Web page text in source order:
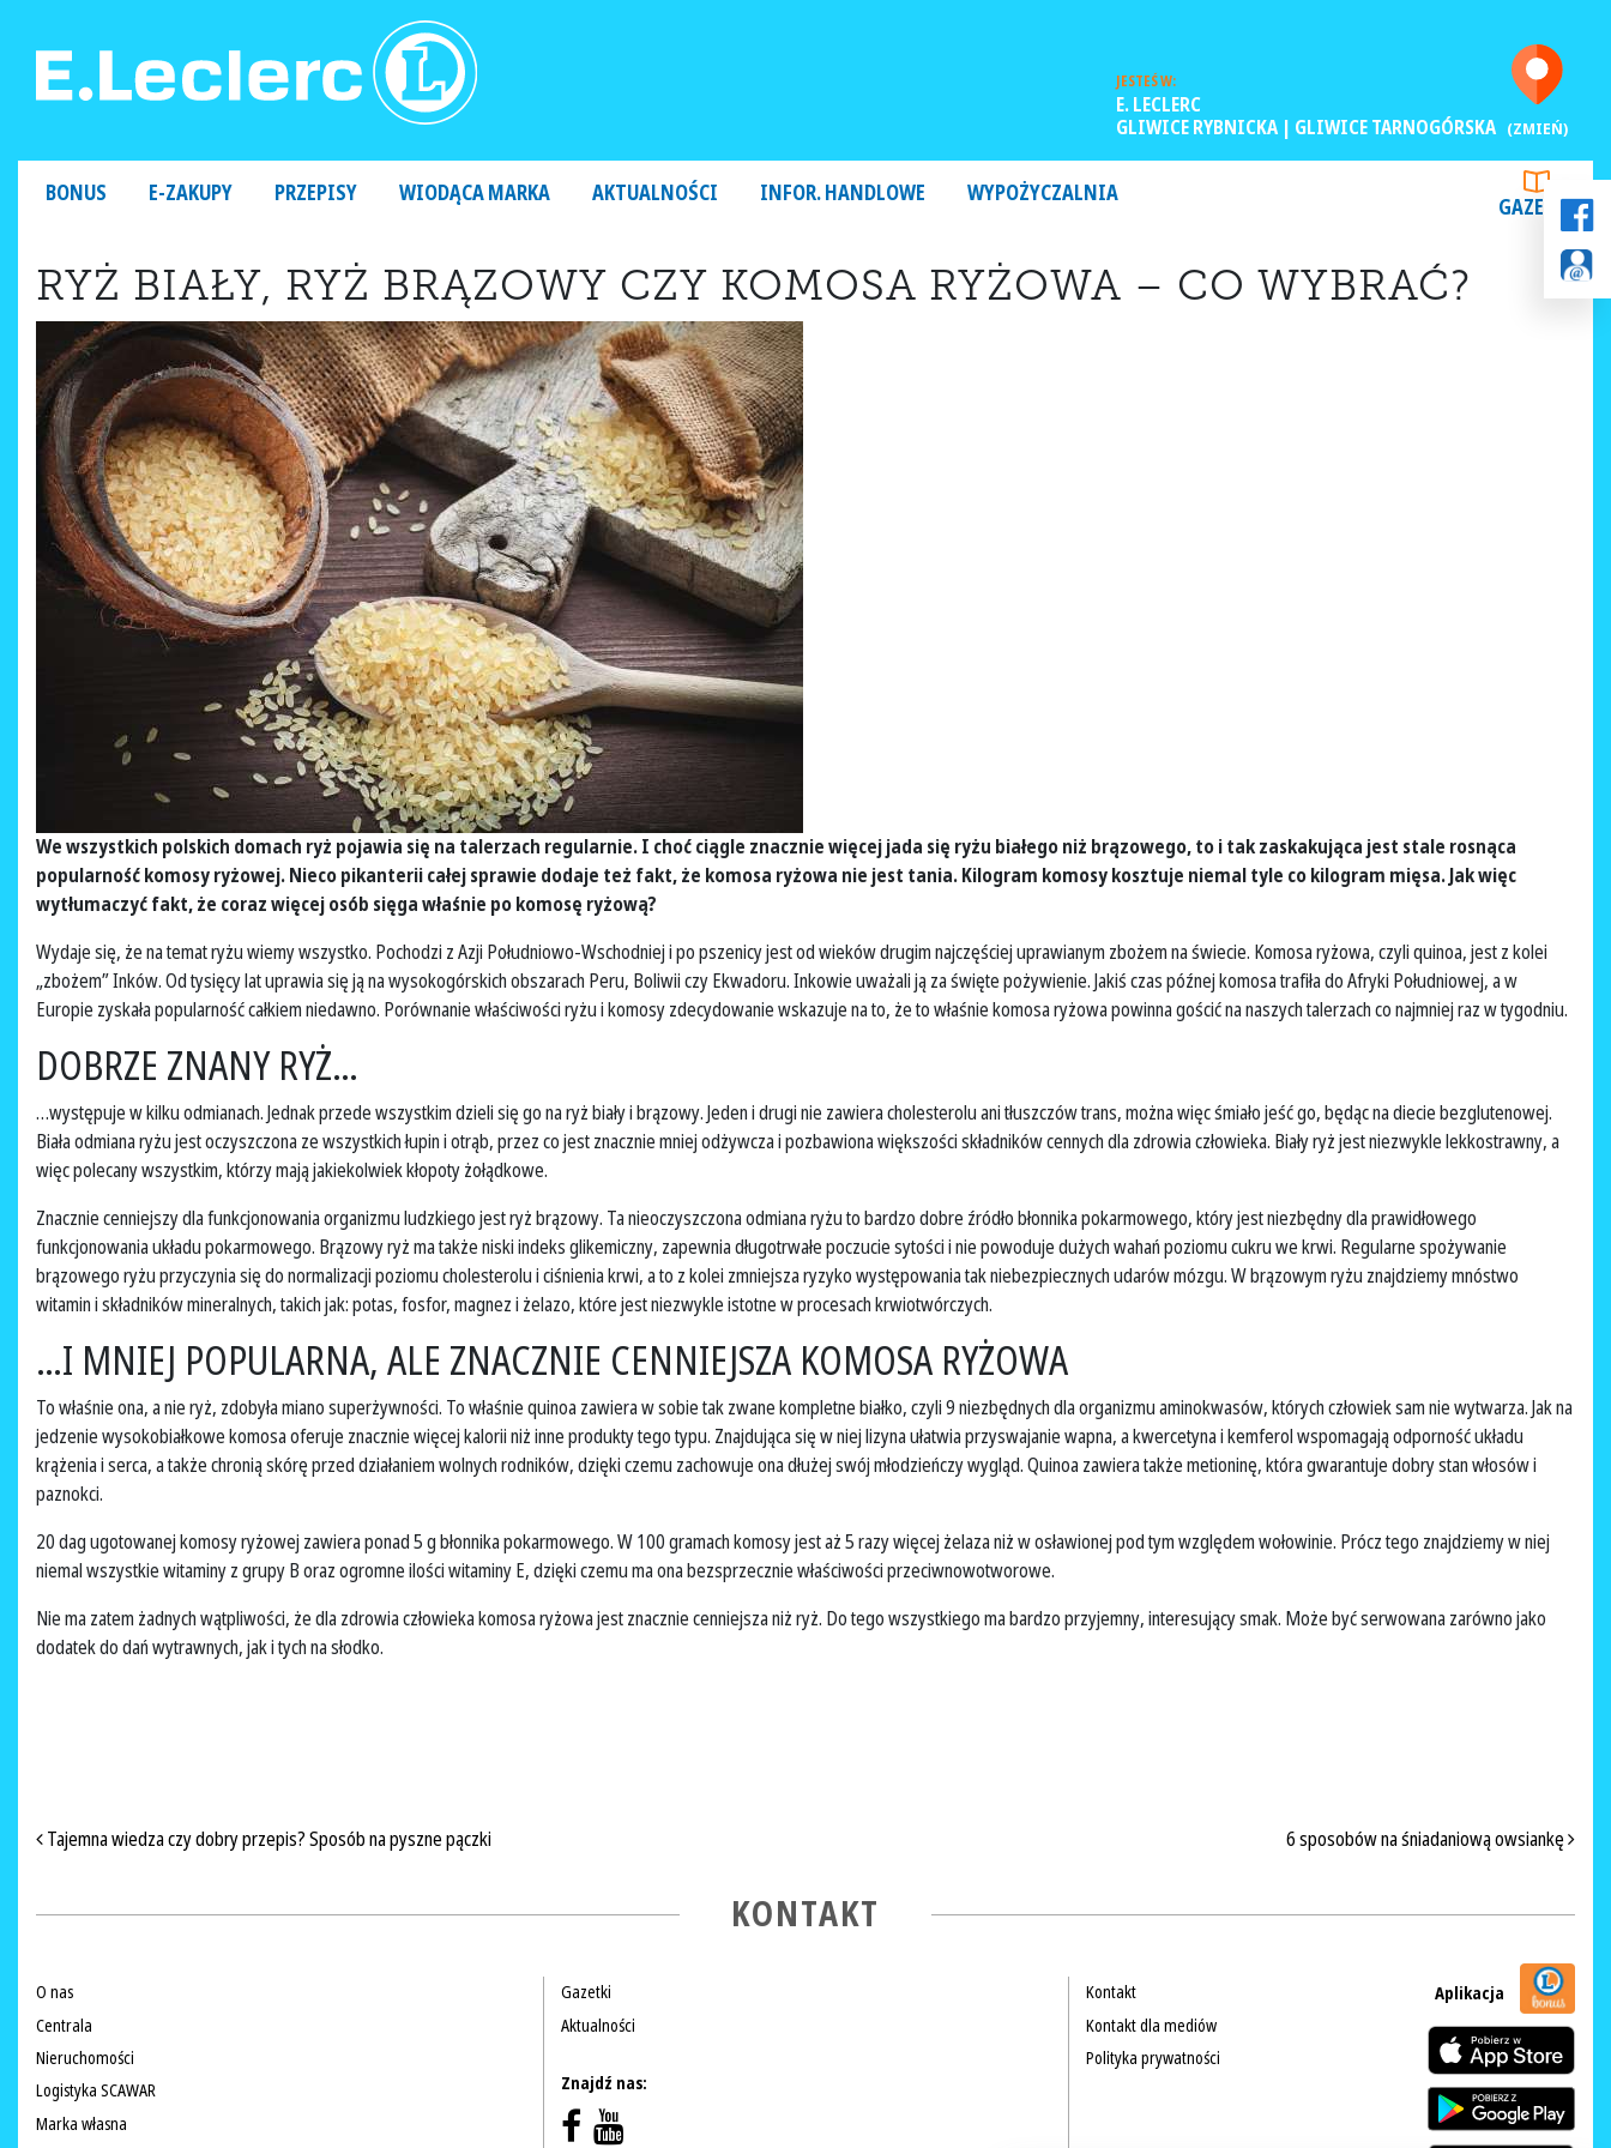
JESTEŚ W:
E. LECLERC
GLIWICE RYBNICKA | GLIWICE TARNOGÓRSKA (ZMIEŃ)
BONUS E-ZAKUPY PRZEPISY WIODĄCA MARKA AKTUALNOŚCI INFOR. HANDLOWE WYPOŻYCZALNIA GAZETKI
RYŻ BIAŁY, RYŻ BRĄZOWY CZY KOMOSA RYŻOWA – CO WYBRAĆ?
We wszystkich polskich domach ryż pojawia się na talerzach regularnie. I choć ciągle znacznie więcej jada się ryżu białego niż brązowego, to i tak zaskakująca jest stale rosnąca
popularność komosy ryżowej. Nieco pikanterii całej sprawie dodaje też fakt, że komosa ryżowa nie jest tania. Kilogram komosy kosztuje niemal tyle co kilogram mięsa. Jak więc
wytłumaczyć fakt, że coraz więcej osób sięga właśnie po komosę ryżową?
Wydaje się, że na temat ryżu wiemy wszystko. Pochodzi z Azji Południowo-Wschodniej i po pszenicy jest od wieków drugim najczęściej uprawianym zbożem na świecie. Komosa ryżowa, czyli quinoa, jest z kolei
„zbożem” Inków. Od tysięcy lat uprawia się ją na wysokogórskich obszarach Peru, Boliwii czy Ekwadoru. Inkowie uważali ją za święte pożywienie. Jakiś czas późnej komosa trafiła do Afryki Południowej, a w
Europie zyskała popularność całkiem niedawno. Porównanie właściwości ryżu i komosy zdecydowanie wskazuje na to, że to właśnie komosa ryżowa powinna gościć na naszych talerzach co najmniej raz w tygodniu.
DOBRZE ZNANY RYŻ…
…występuje w kilku odmianach. Jednak przede wszystkim dzieli się go na ryż biały i brązowy. Jeden i drugi nie zawiera cholesterolu ani tłuszczów trans, można więc śmiało jeść go, będąc na diecie bezglutenowej.
Biała odmiana ryżu jest oczyszczona ze wszystkich łupin i otrąb, przez co jest znacznie mniej odżywcza i pozbawiona większości składników cennych dla zdrowia człowieka. Biały ryż jest niezwykle lekkostrawny, a
więc polecany wszystkim, którzy mają jakiekolwiek kłopoty żołądkowe.
Znacznie cenniejszy dla funkcjonowania organizmu ludzkiego jest ryż brązowy. Ta nieoczyszczona odmiana ryżu to bardzo dobre źródło błonnika pokarmowego, który jest niezbędny dla prawidłowego
funkcjonowania układu pokarmowego. Brązowy ryż ma także niski indeks glikemiczny, zapewnia długotrwałe poczucie sytości i nie powoduje dużych wahań poziomu cukru we krwi. Regularne spożywanie
brązowego ryżu przyczynia się do normalizacji poziomu cholesterolu i ciśnienia krwi, a to z kolei zmniejsza ryzyko występowania tak niebezpiecznych udarów mózgu. W brązowym ryżu znajdziemy mnóstwo
witamin i składników mineralnych, takich jak: potas, fosfor, magnez i żelazo, które jest niezwykle istotne w procesach krwiotwórczych.
…I MNIEJ POPULARNA, ALE ZNACZNIE CENNIEJSZA KOMOSA RYŻOWA
To właśnie ona, a nie ryż, zdobyła miano superżywności. To właśnie quinoa zawiera w sobie tak zwane kompletne białko, czyli 9 niezbędnych dla organizmu aminokwasów, których człowiek sam nie wytwarza. Jak na
jedzenie wysokobiałkowe komosa oferuje znacznie więcej kalorii niż inne produkty tego typu. Znajdująca się w niej lizyna ułatwia przyswajanie wapna, a kwercetyna i kemferol wspomagają odporność układu
krążenia i serca, a także chronią skórę przed działaniem wolnych rodników, dzięki czemu zachowuje ona dłużej swój młodzieńczy wygląd. Quinoa zawiera także metioninę, która gwarantuje dobry stan włosów i
paznokci.
20 dag ugotowanej komosy ryżowej zawiera ponad 5 g błonnika pokarmowego. W 100 gramach komosy jest aż 5 razy więcej żelaza niż w osławionej pod tym względem wołowinie. Prócz tego znajdziemy w niej
niemal wszystkie witaminy z grupy B oraz ogromne ilości witaminy E, dzięki czemu ma ona bezsprzecznie właściwości przeciwnowotworowe.
Nie ma zatem żadnych wątpliwości, że dla zdrowia człowieka komosa ryżowa jest znacznie cenniejsza niż ryż. Do tego wszystkiego ma bardzo przyjemny, interesujący smak. Może być serwowana zarówno jako
dodatek do dań wytrawnych, jak i tych na słodko.
NAWIGACJA PO ARTYKUŁACH
Tajemna wiedza czy dobry przepis? Sposób na pyszne pączki 6 sposobów na śniadaniową owsiankę
KONTAKT
O nas
Centrala
Nieruchomości
Logistyka SCAWAR
Marka własna
Gazetki
Aktualności
Znajdź nas:
Kontakt
Kontakt dla mediów
Polityka prywatności
Aplikacja